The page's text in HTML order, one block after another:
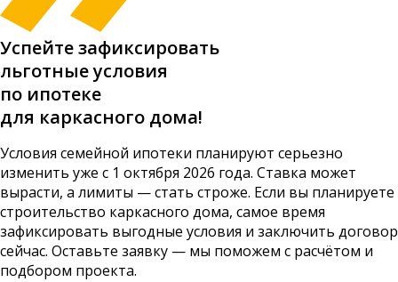
Успейте зафиксировать
льготные условия
по ипотеке
для каркасного дома!
Условия семейной ипотеки планируют серьезно
изменить уже с 1 октября 2026 года. Ставка может
вырасти, а лимиты — стать строже. Если вы планируете
строительство каркасного дома, самое время
зафиксировать выгодные условия и заключить договор
сейчас. Оставьте заявку — мы поможем с расчётом и
подбором проекта.